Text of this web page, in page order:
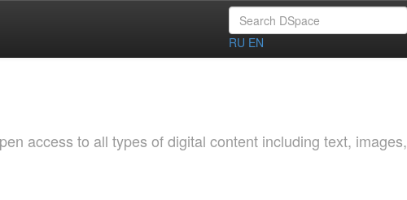
RU EN
access to all types of digital content including text, images,